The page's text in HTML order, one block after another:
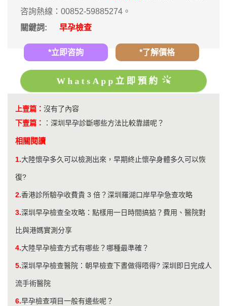
咨詢熱線：00852-59885274。
關鍵詞:
早孕檢查
*立即咨詢 *了解價格
WhatsApp立即預約
上壹篇： 沒有了內容
下壹篇：
： 深圳早孕診斷哪些方法比較靠譜呢？
相關閱讀
1.大陸懷孕多久可以檢測出來，早期終止懷孕身體多久可以恢
復?
2.香港診所驗孕收費貴 3 倍？深圳羅湖口岸早孕急查攻略
3.深圳早孕檢查全攻略：點樣用一日時間搞掂？費用、醫院對
比與港媽實測分享
4.大陸早孕檢查方式有哪些？哪種最準確？
5.深圳早孕檢查醫院：朝早檢查下晝做得唔得? 深圳即日完成人
流手術醫院
6.早孕檢查項目一般有邊些呢？